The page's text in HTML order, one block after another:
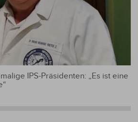
IPS-Präsidenten: „Es ist eine